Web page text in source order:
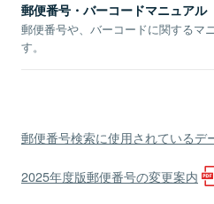
郵便番号・バーコードマニュアル
郵便番号や、バーコードに関するマ
す。
郵便番号検索に使用されているデ
2025年度版郵便番号の変更案内